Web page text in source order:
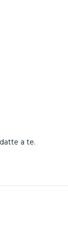
a te.